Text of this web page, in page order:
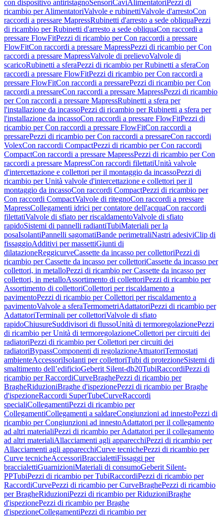
con dispositivo antiristagnoSensoriCaviAlimentatori Pezzi di
ricambio per AlimentatoriValvole e rubinettiValvole d'arrestoCon
raccordi a pressare MapressRubinetti d'arresto a sede obliquaPezzi
di ricambio per Rubinetti d'arresto a sede obliquaCon raccordi a
pressare FlowFitPezzi di ricambio per Con raccordi a pressare
FlowFitCon raccordi a pressare MapressPezzi di ricambio per Con
raccordi a pressare MapressValvole di prelievoValvole di
scaricoRubinetti a sferaPezzi di ricambio per Rubinetti a sferaCon
raccordi a pressare FlowFitPezzi di ricambio per Con raccordi a
pressare FlowFitCon raccordi a pressarePezzi di ricambio per Con
raccordi a pressareCon raccordi a pressare MapressPezzi di ricambio
per Con raccordi a pressare MapressRubinetti a sfera per
l'installazione da incassoPezzi di ricambio per Rubinetti a sfera per
l'installazione da incassoCon raccordi a pressare FlowFitPezzi di
ricambio per Con raccordi a pressare FlowFitCon raccordi a
pressarePezzi di ricambio per Con raccordi a pressareCon raccordi
VolexCon raccordi CompactPezzi di ricambio per Con raccordi
CompactCon raccordi a pressare MapressPezzi di ricambio per Con
raccordi a pressare MapressCon raccordi filettatiUnità valvole
d'intercettazione e collettori per il montaggio da incassoPezzi di
ricambio per Unità valvole d'intercettazione e collettori per il
montaggio da incassoCon raccordi CompactPezzi di ricambio per
Con raccordi CompactValvole di ritegnoCon raccordi a pressare
MapressCollegamenti idrici per contatore dell'acquaCon raccordi
filettatiValvole di sfiato per riscaldamentoValvole di sfiato
rapidoSistemi di pannelli radiantiTubiMateriali per la
posaIsolantiPannelli sagomatiBande perimetraliNastri adesiviClip di
fissaggioAdditivi per massettiGiunti di
dilatazioneReggicurveCassette da incasso per collettoriPezzi di
ricambio per Cassette da incasso per collettoriCassette da incasso per
collettori, in metalloPezzi di ricambio per Cassette da incasso per
collettori, in metalloAssortimento di collettoriPezzi di ricambio per
Assortimento di collettoriCollettori per riscaldamento a
pavimentoPezzi di ricambio per Collettori per riscaldamento a
pavimentoValvole a sferaTermometriAdattatoriPezzi di ricambio per
AdattatoriTerminali per collettoriValvole di sfiato
rapidoChiusureSuddivisori di flussoUnità di termoregolazionePezzi
di ricambio per Unità di termoregolazioneCollettori per circuiti dei
radiatoriPezzi di ricambio per Collettori per circuiti dei
radiatoriBypassComponenti di regolazioneAttuatoriTermostati
ambienteAccessoriIsolanti per collettoriTubi di protezioneSistemi di
smaltimento dell’edificioGeberit Silent-db20TubiRaccordiPezzi di
ricambio per RaccordiCurveBraghePezzi di ricambio per
BragheRiduzioniBraghe d'ispezionePezzi di ricambio per Braghe
d'ispezioneRaccordi SuperTubeCurveRaccordi
specialiCollegamentiPezzi di ricambio per
CollegamentiCollegamenti a saldareCongiunzioni ad innestoPezzi di
ricambio per Congiunzioni ad innestoAdattatori per il collegamento
ad altri materialiPezzi di ricambio per Adattatori per il collegamento
ad altri materialiAllacciamenti agli apparecchiPezzi di ricambio per
Allacciamenti agli apparecchiCurve tecnichePezzi di ricambio per
Curve tecnicheAccessoriBraccialettiFissaggi per
braccialettiGuarnizioniMateriali di consumoGeberit Silent-
PPTubiPezzi di ricambio per TubiRaccordiPezzi di ricambio per
RaccordiCurvePezzi di ricambio per CurveBraghePezzi di ricambio
per BragheRiduzioniPezzi di ricambio per RiduzioniBraghe
d'ispezionePezzi di ricambio per Braghe
d'ispezioneCollegamentiPezzi di ricambio per